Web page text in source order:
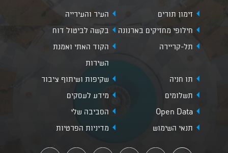
זימון תורים
העיר והעירייה
חילופי מחזיקים בארנונה
בקשה לביטול דוח
תל-קריירה
הקוד האתי ואמנת
השירות
תו חניה
שקיפות ושיתוף ציבור
תשלומים
מידע לעסקים
Open Data
הסביבה שלי
תנאי השימוש
מדיניות הפרטיות